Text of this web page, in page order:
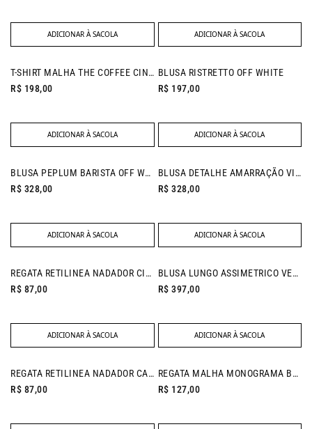
ADICIONAR À SACOLA ADICIONAR À SACOLA
T-SHIRT MALHA THE COFFEE CINZA ESTONADO
R$ 198,00
ADICIONAR À SACOLA
BLUSA RISTRETTO OFF WHITE
R$ 197,00
ADICIONAR À SACOLA
BLUSA PEPLUM BARISTA OFF WHITE
R$ 328,00
ADICIONAR À SACOLA
NEW IN
BLUSA DETALHE AMARRAÇÃO VITAL CAQUI
R$ 328,00
ADICIONAR À SACOLA
REGATA RETILINEA NADADOR CINZA MESCLA
R$ 87,00
ADICIONAR À SACOLA
BLUSA LUNGO ASSIMETRICO VERDE MUSGO
R$ 397,00
ADICIONAR À SACOLA
REGATA RETILINEA NADADOR CAQUI
R$ 87,00
NEW IN
REGATA MALHA MONOGRAMA BURGUNDY
R$ 127,00